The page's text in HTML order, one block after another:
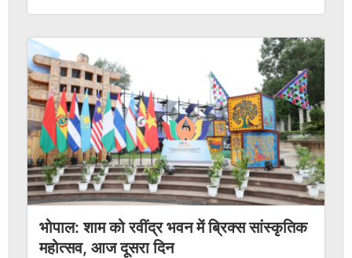
भोपाल: शाम को रवींद्र भवन में ब्रिक्स सांस्कृतिक
महोत्सव, आज दूसरा दिन